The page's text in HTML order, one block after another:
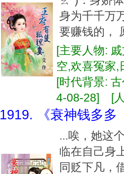
身为千千万
要赚钱的，
[主要人物:
空,欢喜冤
[时代背景:
4-08-28] [
1919. 《衰神钱多多
...唉，她这
临在自己身
同贬下凡，